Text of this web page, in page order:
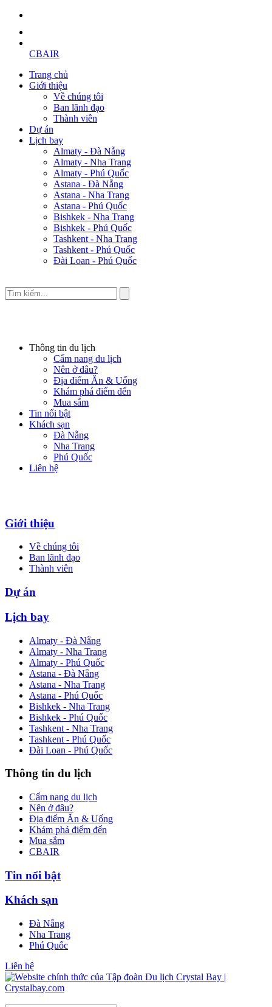
CBAIR
Trang chủ
Giới thiệu
Về chúng tôi
Ban lãnh đạo
Thành viên
Dự án
Lịch bay
Almaty - Đà Nẵng
Almaty - Nha Trang
Almaty - Phú Quốc
Astana - Đà Nẵng
Astana - Nha Trang
Astana - Phú Quốc
Bishkek - Nha Trang
Bishkek - Phú Quốc
Tashkent - Nha Trang
Tashkent - Phú Quốc
Đài Loan - Phú Quốc
Thông tin du lịch
Cẩm nang du lịch
Nên ở đâu?
Địa điểm Ăn & Uống
Khám phá điểm đến
Mua sắm
Tin nổi bật
Khách sạn
Đà Nẵng
Nha Trang
Phú Quốc
Liên hệ
Giới thiệu
Về chúng tôi
Ban lãnh đạo
Thành viên
Dự án
Lịch bay
Almaty - Đà Nẵng
Almaty - Nha Trang
Almaty - Phú Quốc
Astana - Đà Nẵng
Astana - Nha Trang
Astana - Phú Quốc
Bishkek - Nha Trang
Bishkek - Phú Quốc
Tashkent - Nha Trang
Tashkent - Phú Quốc
Đài Loan - Phú Quốc
Thông tin du lịch
Cẩm nang du lịch
Nên ở đâu?
Địa điểm Ăn & Uống
Khám phá điểm đến
Mua sắm
CBAIR
Tin nổi bật
Khách sạn
Đà Nẵng
Nha Trang
Phú Quốc
Liên hệ